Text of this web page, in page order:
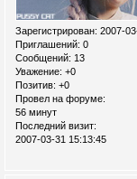
Зарегистрирован: 2007-
Приглашений: 0
Сообщений: 13
Уважение: +0
Позитив: +0
Провел на форуме:
56 минут
Последний визит:
2007-03-31 15:13:45